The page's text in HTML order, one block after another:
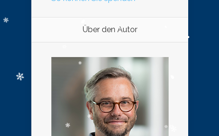
Über den Autor